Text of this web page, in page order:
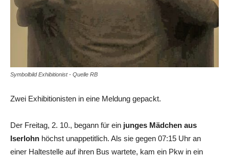
Symbolbild Exhibitionist - Quelle RB
Zwei Exhibitionisten in eine Meldung gepackt.
Der Freitag, 2. 10., begann für ein junges Mädchen aus
Iserlohn höchst unappetitlich. Als sie gegen 07:15 Uhr an
einer Haltestelle auf ihren Bus wartete, kam ein Pkw in ein